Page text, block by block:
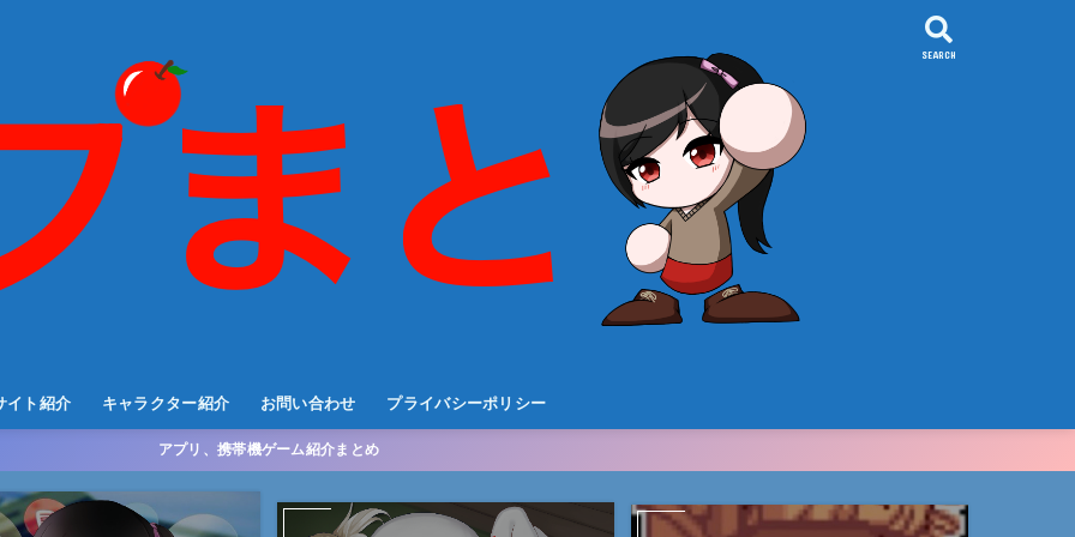
イト紹介 キャラクター紹介 お問い合わせ プライバシーポリシー
SEARCH
アプリ、携帯機ゲーム紹介まとめ